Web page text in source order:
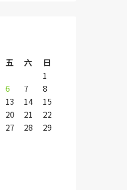
五 六
日
1
6 7
8
13 14
15
20 21
22
27 28
29